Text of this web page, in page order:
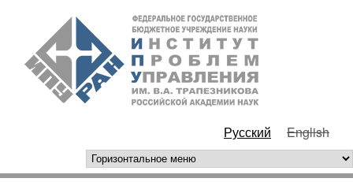
Перейти к основному
содержанию
РАН
Русский English
горизонтальное меню